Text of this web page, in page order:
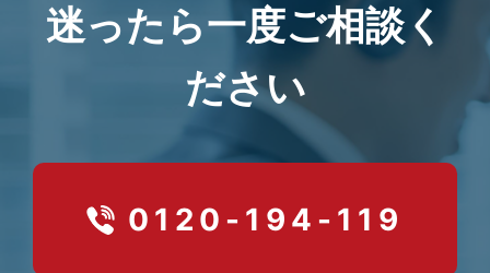
迷ったら一度ご相談く
ださい
0120-194-119